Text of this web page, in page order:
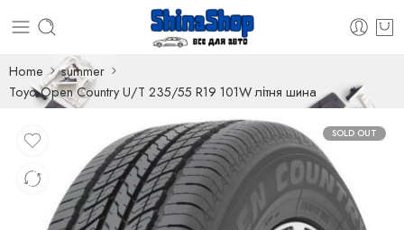
Home
summer
Toyo Open Country U/T 235/55 R19 101W літня шина
SOLD OUT